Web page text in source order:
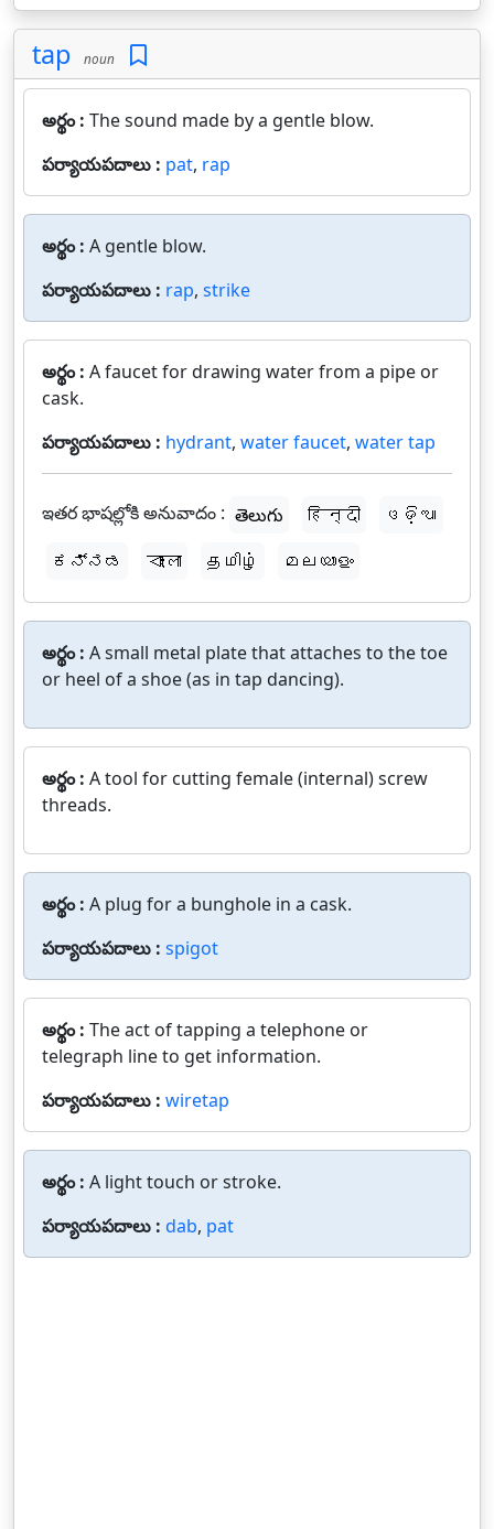
tap noun
అర్థం : The sound made by a gentle blow.
పర్యాయపదాలు : pat, rap
అర్థం : A gentle blow.
పర్యాయపదాలు : rap, strike
అర్థం : A faucet for drawing water from a pipe or
cask.
పర్యాయపదాలు : hydrant, water faucet, water tap
ఇతర భాషల్లోకి అనువాదం : తెలుగు हिन्दी
ଓଡ଼ିଆ
ಕನ್ನಡ
বাংলা தமிழ் മലയാളം
అర్థం : A small metal plate that attaches to the toe
or heel of a shoe (as in tap dancing).
అర్థం : A tool for cutting female (internal) screw
threads.
అర్థం : A plug for a bunghole in a cask.
పర్యాయపదాలు : spigot
అర్థం : The act of tapping a telephone or
telegraph line to get information.
పర్యాయపదాలు : wiretap
అర్థం : A light touch or stroke.
పర్యాయపదాలు : dab, pat